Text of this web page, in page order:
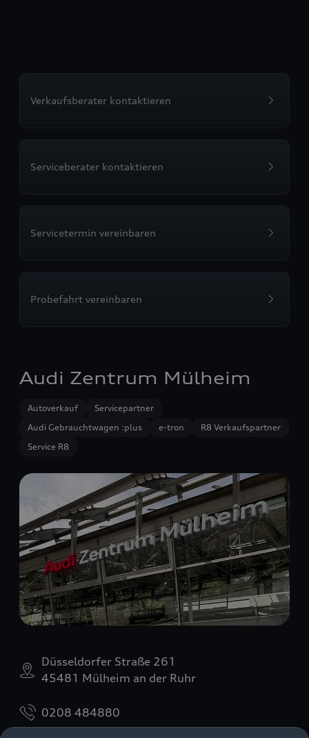
Verkaufsberater kontaktieren
Serviceberater kontaktieren
Servicetermin vereinbaren
Probefahrt vereinbaren
Audi Zentrum Mülheim
Autoverkauf
Servicepartner
Audi Gebrauchtwagen :plus
e-tron
R8 Verkaufspartner
Service R8
Düsseldorfer Straße 261
45481 Mülheim an der Ruhr
0208 484880